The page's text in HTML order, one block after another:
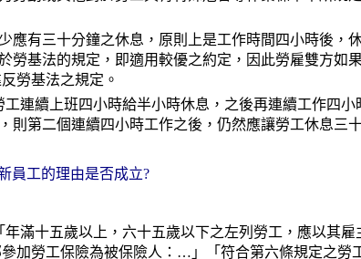
應有三十分鐘之休息，原則上是工作時間四小時後，
勞基法的規定，即適用較優之約定，因此勞雇雙方如
勞基法之規定。
連續上班四小時給半小時休息，之後再連續工作四小
則第二個連續四小時工作之後，仍然應讓勞工休息三
員工的理由是否成立?
滿十五歲以上，六十五歲以下之左列勞工，應以其雇
加勞工保險為被保險人：…」「符合第六條規定之勞